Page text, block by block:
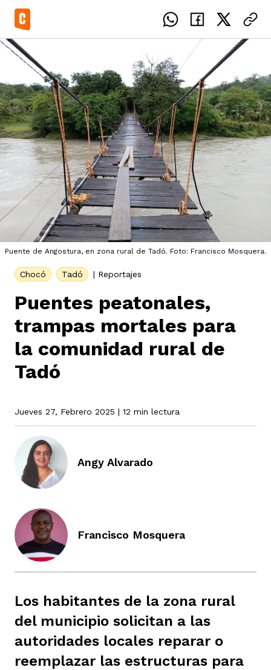
Puente de Angostura, en zona rural de Tadó. Foto: Francisco Mosquera.
Chocó Tadó | Reportajes
Puentes peatonales,
trampas mortales para
la comunidad rural de
Tadó
Jueves 27, Febrero 2025 | 12 min lectura
Angy Alvarado
Francisco Mosquera
Los habitantes de la zona rural
del municipio solicitan a las
autoridades locales reparar o
reemplazar las estructuras para
país
del Caguán
del Cesar
étnicos
armado
país
Codazzi
de Atrato
Consonante
fórmula
principios
de estilo
equipo
periodistas locales
nuestro contenido